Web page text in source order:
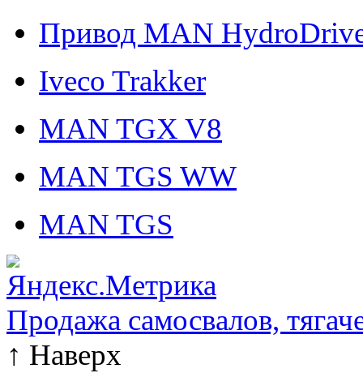
Привод MAN
Iveco Trakker
MAN TGX V8
MAN TGS WW
MAN TGS
Продажа самосвалов,
↑ Наверх